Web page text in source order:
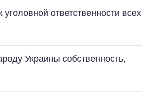
ответственности всех
Украины собственность,